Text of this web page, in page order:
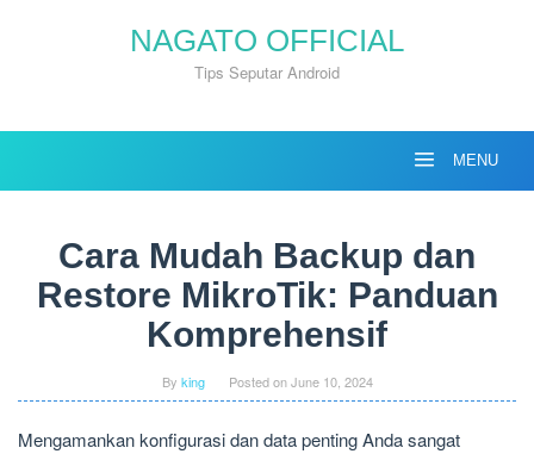
NAGATO OFFICIAL
Tips Seputar Android
MENU
Cara Mudah Backup dan
Restore MikroTik: Panduan
Komprehensif
By king Posted onJune 10, 2024
Mengamankan konfigurasi dan data penting Anda sangat